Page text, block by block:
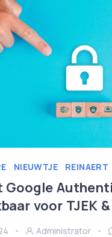
NIEUWTJE REINAERT
Google
voor TJEK
Administrator